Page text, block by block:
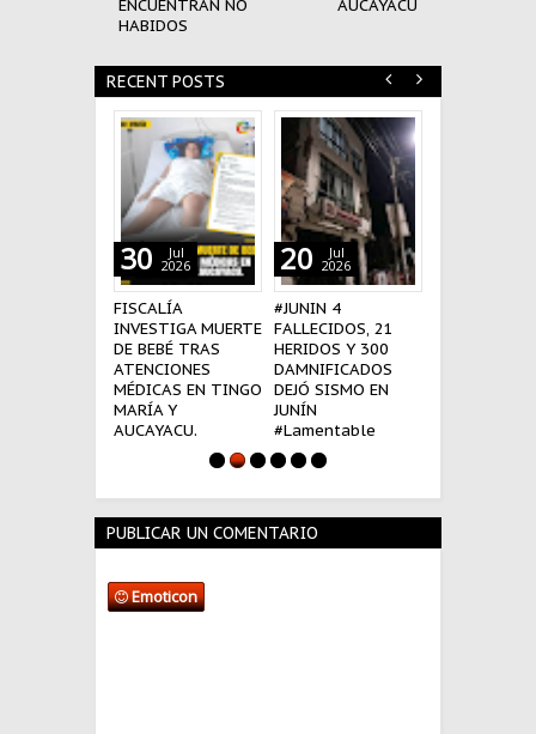
ENCUENTRAN NO
HABIDOS
AUCAYACU
RECENT POSTS
FISCALÍA
INVESTIGA MUERTE
DE BEBÉ TRAS
ATENCIONES
MÉDICAS EN TINGO
MARÍA Y
AUCAYACU.
30 Jul
2026
#JUNIN 4
FALLECIDOS, 21
HERIDOS Y 300
DAMNIFICADOS
DEJÓ SISMO EN
JUNÍN
#Lamentable
20 Jul
2026
PUBLICAR UN COMENTARIO
Emoticon